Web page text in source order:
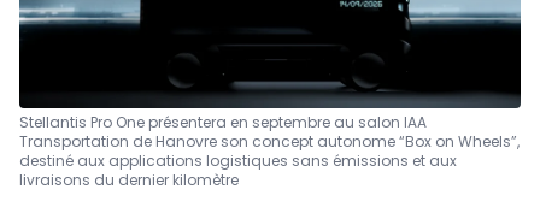
Stellantis Pro One présentera en septembre au salon IAA
Transportation de Hanovre son concept autonome “Box on Wheels”,
destiné aux applications logistiques sans émissions et aux
livraisons du dernier kilomètre